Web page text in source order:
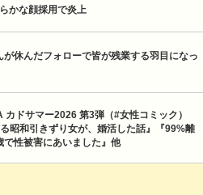
かな顔採用で炎上
休んだフォローで皆が残業する羽目になっ
カドサマー2026 第3弾（#女性コミック）
昭和引きずり女が、婚活した話』『99%離
性被害にあいました』他